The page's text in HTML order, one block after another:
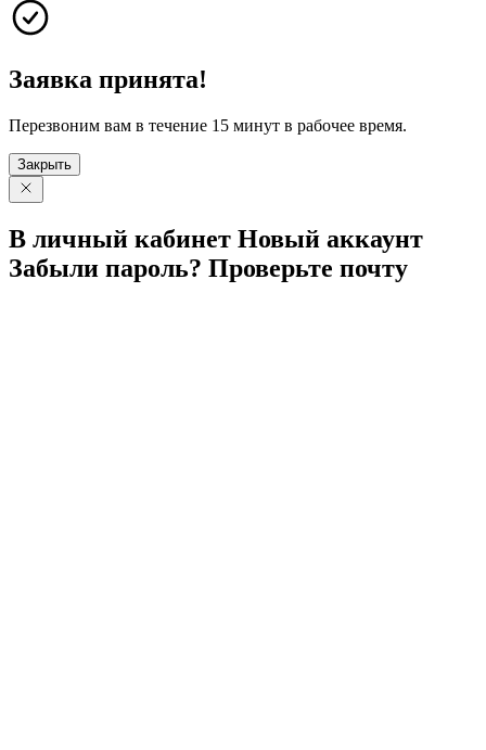
Заявка принята!
Перезвоним вам в течение 15 минут в рабочее время.
Закрыть
В личный кабинет Новый аккаунт
Забыли пароль? Проверьте почту